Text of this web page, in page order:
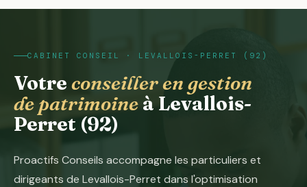
CABINET CONSEIL · LEVALLOIS-PERRET (92)
Votre conseiller en gestion
de patrimoine à Levallois-
Perret (92)
Proactifs Conseils accompagne les particuliers et
dirigeants de Levallois-Perret dans l'optimisation